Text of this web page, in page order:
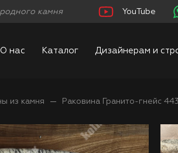
камня YouTube
О нас Каталог Дизайнерам и
из камня Раковина Гранито-гнейс